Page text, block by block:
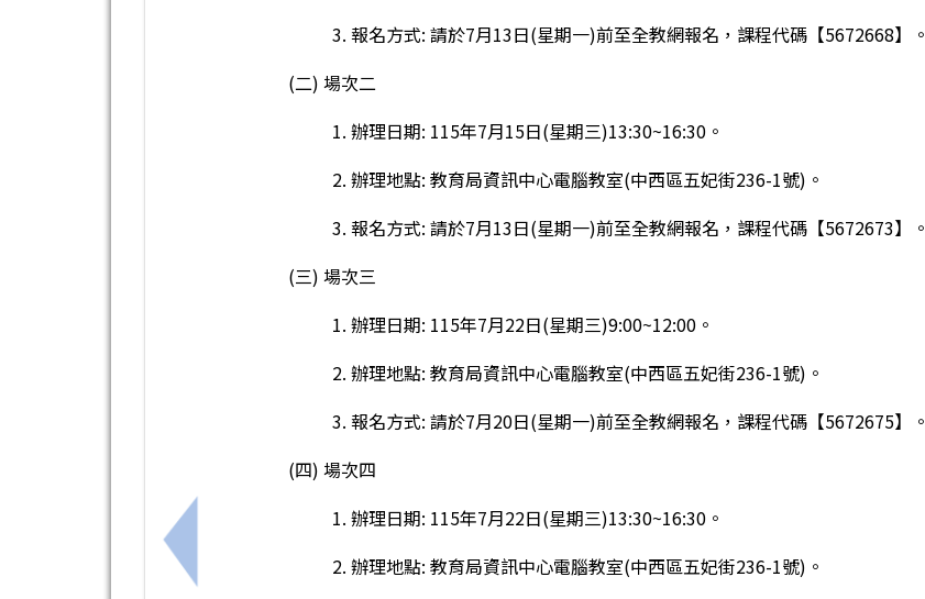
上一筆：國立臺灣師範大學辦理「以速戰數決遊戲平臺為本的數學領域雲端共備研習」
3. 報名方式: 請於7月13日(星期一)前至全教網報名，課程代碼【5672668】。
(二) 場次二
1. 辦理日期: 115年7月15日(星期三)13:30~16:30。
2. 辦理地點: 教育局資訊中心電腦教室(中西區五妃街236-1號)。
3. 報名方式: 請於7月13日(星期一)前至全教網報名，課程代碼【5672673】。
(三) 場次三
1. 辦理日期: 115年7月22日(星期三)9:00~12:00。
2. 辦理地點: 教育局資訊中心電腦教室(中西區五妃街236-1號)。
3. 報名方式: 請於7月20日(星期一)前至全教網報名，課程代碼【5672675】。
(四) 場次四
1. 辦理日期: 115年7月22日(星期三)13:30~16:30。
2. 辦理地點: 教育局資訊中心電腦教室(中西區五妃街236-1號)。